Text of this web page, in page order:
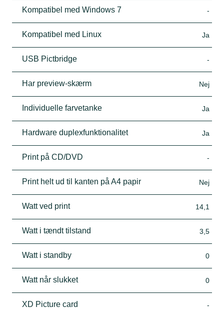
Kompatibel med Windows 7 -
Kompatibel med Linux Ja
USB Pictbridge -
Har preview-skærm Nej
Individuelle farvetanke Ja
Hardware duplexfunktionalitet Ja
Print på CD/DVD -
Print helt ud til kanten på A4 papir Nej
Watt ved print 14,1
Watt i tændt tilstand 3,5
Watt i standby 0
Watt når slukket 0
XD Picture card -